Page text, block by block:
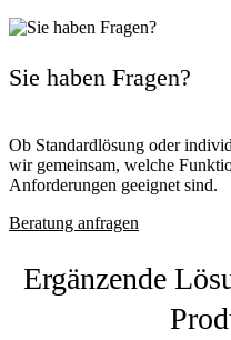
Sie haben Fragen?
Ob Standardlösung oder
wir gemeinsam, welche
Anforderungen geeignet sind.
Beratung anfragen
Ergänzende